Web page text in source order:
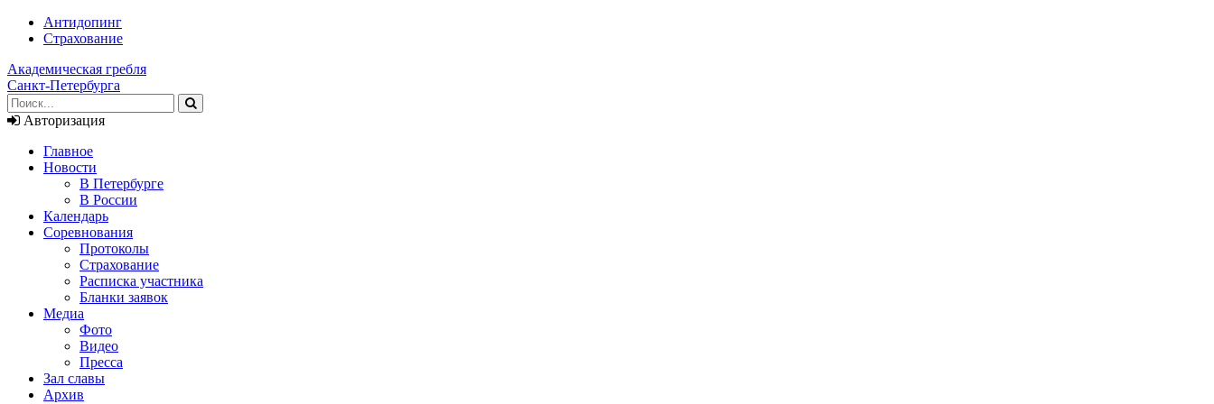
Антидопинг
Страхование
Академическая гребля
Санкт-Петербурга
Авторизация
Главное
Новости
В Петербурге
В России
Календарь
Соревнования
Протоколы
Страхование
Расписка участника
Бланки заявок
Медиа
Фото
Видео
Пресса
Зал славы
Архив